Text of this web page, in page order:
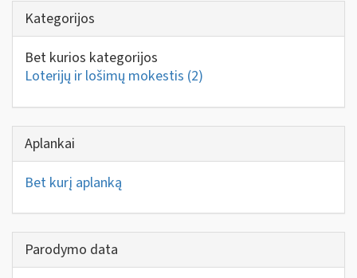
Kategorijos
Bet kurios kategorijos
Loterijų ir lošimų mokestis (2)
Aplankai
Bet kurį aplanką
Parodymo data